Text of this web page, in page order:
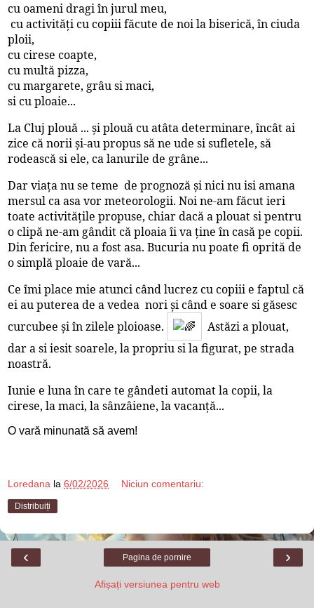
cu oameni dragi în jurul meu,
cu activități cu copiii făcute de noi la biserică, în ciuda
ploii,
cu cirese coapte,
cu multă pizza,
cu margarete, grâu si maci,
si cu ploaie...
La Cluj plouă ... și plouă cu atâta determinare, încât ai
zice că norii și-au propus să ne ude si sufletele, să
rodească si ele, ca lanurile de grâne...
Dar viața nu se teme de prognoză și nici nu isi amana
mersul ca asa vor meteorologii. Noi ne-am făcut ieri
toate activitățile propuse, chiar dacă a plouat si pentru
o clipă ne-am gândit că ploaia îi va ține în casă pe copii.
Din fericire, nu a fost asa. Bucuria nu poate fi oprită de
o simplă ploaie de vară...
Ce îmi place mie atunci când lucrez cu copiii e faptul că
ei au puterea de a vedea nori și când e soare si găsesc
curcubee și în zilele ploioase.
Astăzi a plouat,
dar a si iesit soarele, la propriu si la figurat, pe strada
noastră.
Iunie e luna în care te gândeti automat la copii, la
cirese, la maci, la sânzâiene, la vacanță...
O vară minunată să avem!
Loredana la 6/02/2026 Niciun comentariu:
Distribuiți
‹ ›
Pagina de pornire
Afișați versiunea pentru web